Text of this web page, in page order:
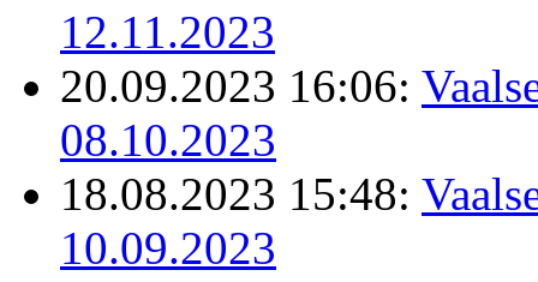
12.11.2023
20.09.2023 16:06:
08.10.2023
18.08.2023 15:48:
10.09.2023